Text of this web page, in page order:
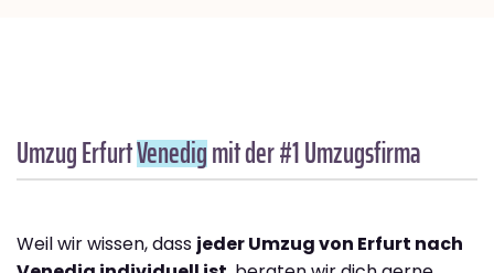
Umzug ErfurtVenedigmit der #1 Umzugsfirma
Weil wir wissen, dass jeder Umzug von Erfurt nach